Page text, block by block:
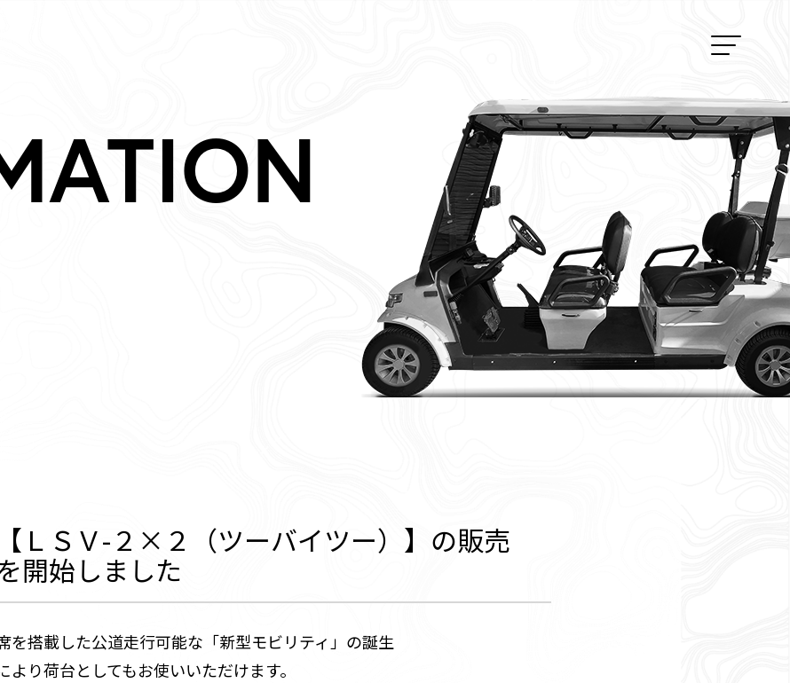
ＬＳＶ-２×２（ツーバイツー）】の販売
開始しました
を搭載した公道走行可能な「新型モビリティ」の誕生
り荷台としてもお使いいただけます。